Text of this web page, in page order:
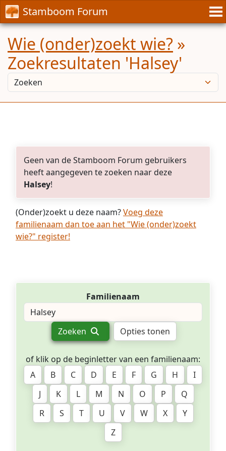
Stamboom Forum
Wie (onder)zoekt wie? »
Zoekresultaten 'Halsey'
Geen van de Stamboom Forum gebruikers
heeft aangegeven te zoeken naar deze
Halsey!
(Onder)zoekt u deze naam?Voeg deze
familienaam dan toe aan het "Wie (onder)zoekt
wie?" register!
Familienaam
Zoeken Opties tonen
of klik op de beginletter van een familienaam:
A
B C D E F G H
I
J
K L M N O P
Q
R
S T U V W X
Y
Z